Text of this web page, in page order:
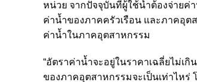
หน่วย จากปัจจุบันที่ผู้ใช้น้ำต้องจ่ายค่
ค่าน้ำของภาคครัวเรือน และภาคอุต
ค่าน้ำในภาคอุตสาหกรรม
“อัตราค่าน้ำจะอยู่ในราคาเฉลี่ยไม่เ
ของภาคอุตสาหกรรมจะเป็นเท่าไห